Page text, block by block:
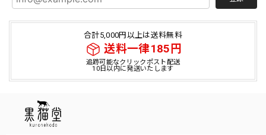
合計5,000円以上は送料無料
送料一律185円
追跡可能なクリックポスト配送
10日以内に発送いたします